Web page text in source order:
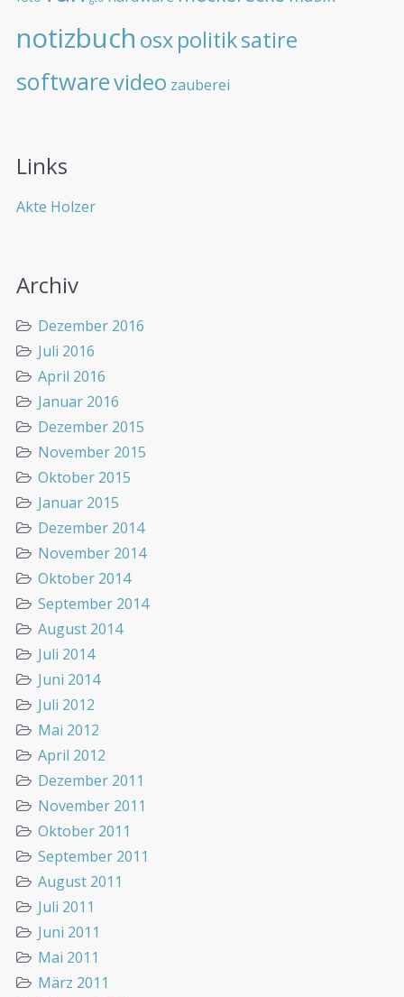
notizbuch osxpolitiksatire
softwarevideo zauberei
Links
Akte Holzer
Archiv
Dezember 2016
Juli 2016
April 2016
Januar 2016
Dezember 2015
November 2015
Oktober 2015
Januar 2015
Dezember 2014
November 2014
Oktober 2014
September 2014
August 2014
Juli 2014
Juni 2014
Juli 2012
Mai 2012
April 2012
Dezember 2011
November 2011
Oktober 2011
September 2011
August 2011
Juli 2011
Juni 2011
Mai 2011
März 2011